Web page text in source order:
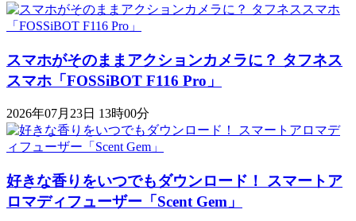
スマホがそのままアクションカメラに？ タフネス
スマホ「FOSSiBOT F116 Pro」
2026年07月23日 13時00分
好きな香りをいつでもダウンロード！ スマートア
ロマディフューザー「Scent Gem」